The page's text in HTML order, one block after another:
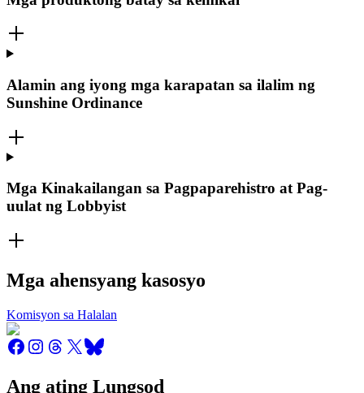
Alamin ang iyong mga karapatan sa ilalim ng
Sunshine Ordinance
Mga Kinakailangan sa Pagpaparehistro at Pag-
uulat ng Lobbyist
Mga ahensyang kasosyo
Komisyon sa Halalan
Ang ating Lungsod